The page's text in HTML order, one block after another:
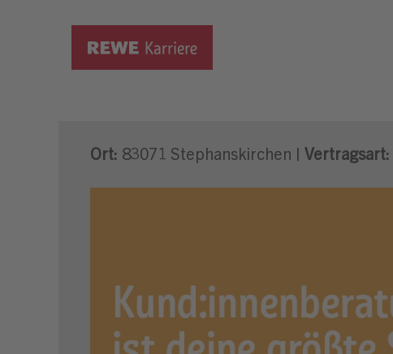
Ort: 83071 Stephanskirchen | Vertragsart: